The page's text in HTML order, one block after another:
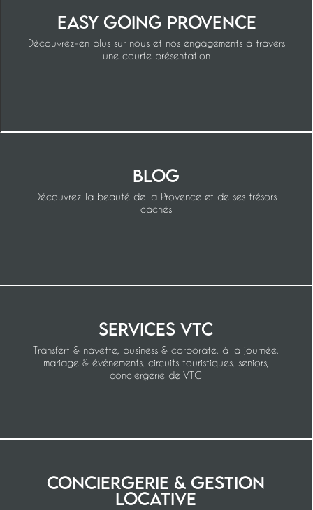
Easy Going Provence
Découvrez-en plus sur nous et nos engagements à travers
une courte présentation
Blog
Découvrez la beauté de la Provence et de ses trésors
cachés
Services VTC
Transfert & navette, business & corporate, à la journée,
mariage & événements, circuits touristiques, seniors,
conciergerie de VTC
Conciergerie & gestion
locative